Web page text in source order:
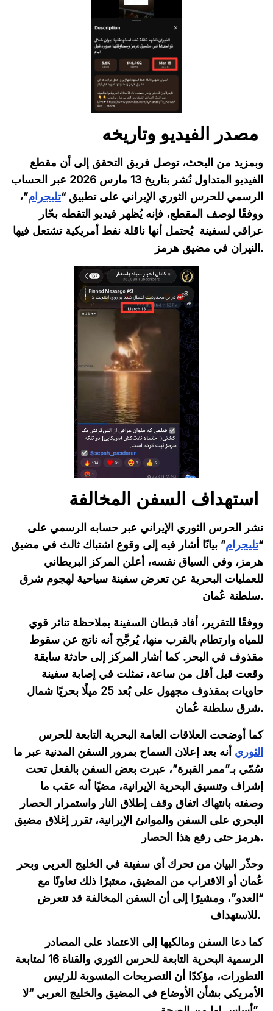
وبمزيد من البحث، توصل فريق التحقق إلى أن مقطع
الفيديو المتداول نُشر بتاريخ 13 مارس 2026 عبر الحساب
الرسمي للحرس الثوري الإيراني على تطبيق “تليجرام”،
ووفقًا لوصف المقطع، فإنه يُظهر فيديو التقطه بحّار
عراقي لسفينة يُحتمل أنها ناقلة نفط أمريكية تشتعل فيها
النيران في مضيق هرمز.
نشر الحرس الثوري الإيراني عبر حسابه الرسمي على
“تليجرام” بيانًا أشار فيه إلى وقوع اشتباك ثالث في مضيق
هرمز، وفي السياق نفسه، أعلن المركز البريطاني
للعمليات البحرية عن تعرض سفينة سياحية لهجوم شرق
سلطنة عُمان.
ووفقًا للتقرير، أفاد قبطان السفينة بملاحظة تناثر قوي
للمياه وارتطام بالقرب منها، يُرجَّح أنه ناتج عن سقوط
مقذوف في البحر. كما أشار المركز إلى حادثة سابقة
وقعت قبل أقل من ساعة، تمثلت في إصابة سفينة
حاويات بمقذوف مجهول على بُعد 25 ميلًا بحريًا شمال
شرق سلطنة عُمان.
كما أوضحت العلاقات العامة البحرية التابعة للحرس
الثوري أنه بعد إعلان السماح بمرور السفن المدنية عبر ما
سُمّي بـ”ممر القبرة”، عبرت بعض السفن بالفعل تحت
إشراف وتنسيق البحرية الإيرانية، مضيًا أنه عقب ما
وصفته بانتهاك اتفاق وقف إطلاق النار واستمرار الحصار
البحري على السفن والموانئ الإيرانية، تقرر إغلاق مضيق
هرمز حتى رفع هذا الحصار.
وحذّر البيان من تحرك أي سفينة في الخليج العربي وبحر
عُمان أو الاقتراب من المضيق، معتبرًا ذلك تعاونًا مع
“العدو”، ومشيرًا إلى أن السفن المخالفة قد تتعرض
للاستهداف.
كما دعا السفن ومالكيها إلى الاعتماد على المصادر
الرسمية البحرية التابعة للحرس الثوري والقناة 16 لمتابعة
التطورات، مؤكدًا أن التصريحات المنسوبة للرئيس
الأمريكي بشأن الأوضاع في المضيق والخليج العربي “لا